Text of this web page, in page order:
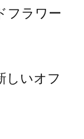
フラワー
しいオフ